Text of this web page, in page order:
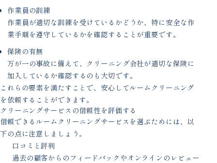
作業員の訓練
作業員が適切な訓練を受けているかどうか、特に安全な作
業手順を遵守しているかを確認することが重要です。
保険の有無
万が一の事故に備えて、クリーニング会社が適切な保険に
加入しているか確認するのも大切です。
これらの要素を満たすことで、安心してルームクリーニング
を依頼することができます。
クリーニングサービスの信頼性を評価する
信頼できるルームクリーニングサービスを選ぶためには、以
下の点に注意しましょう。
口コミと評判
過去の顧客からのフィードバックやオンラインのレビュー